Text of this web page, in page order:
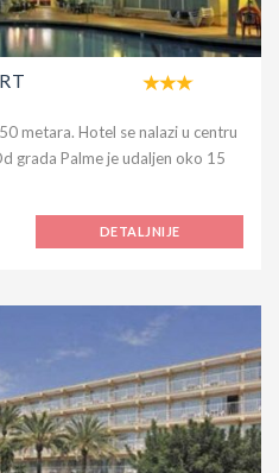
metara. Hotel se nalazi u centru
grada Palme je udaljen oko 15
DETALJNIJE